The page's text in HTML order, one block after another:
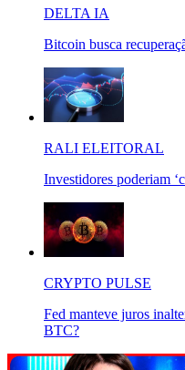
DELTA IA
Bitcoin busca
RALI ELEITORAL
Investidores poderiam
CRYPTO PULSE
Fed manteve juros
BTC?